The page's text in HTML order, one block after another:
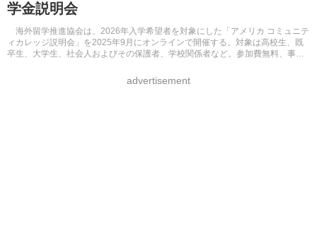
自由研究教材（小学生向け）
学金説明会
海外留学推進協会は、2026年入学希望者を対象にした「アメリカ コミュニテ
ィカレッジ説明会」を2025年9月にオンラインで開催する。対象は高校生、既
卒生、大学生、社会人およびその保護者、学校関係者など。参加費無料、事前
advertisement